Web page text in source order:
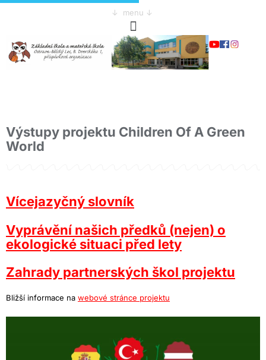
↓ menu ↓
Výstupy projektu Children Of A Green
World
Vícejazyčný slovník
Vyprávění našich předků (nejen) o
ekologické situaci před lety
Zahrady partnerských škol projektu
Bližší informace na webové stránce projektu